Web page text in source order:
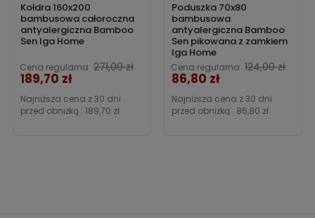
Kołdra 160x200
bambusowa całoroczna
antyalergiczna Bamboo
Sen Iga Home
Cena regularna 271,00 zł
Cena
189,70 zł
Najniższa cena z 30 dni
przed obniżką : 189,70 zł
Poduszka 70x80
bambusowa
antyalergiczna Bamboo
Sen pikowana z zamkiem
Iga Home
Cena regularna 124,00 zł
Cena
86,80 zł
Najniższa cena z 30 dni
przed obniżką : 86,80 zł